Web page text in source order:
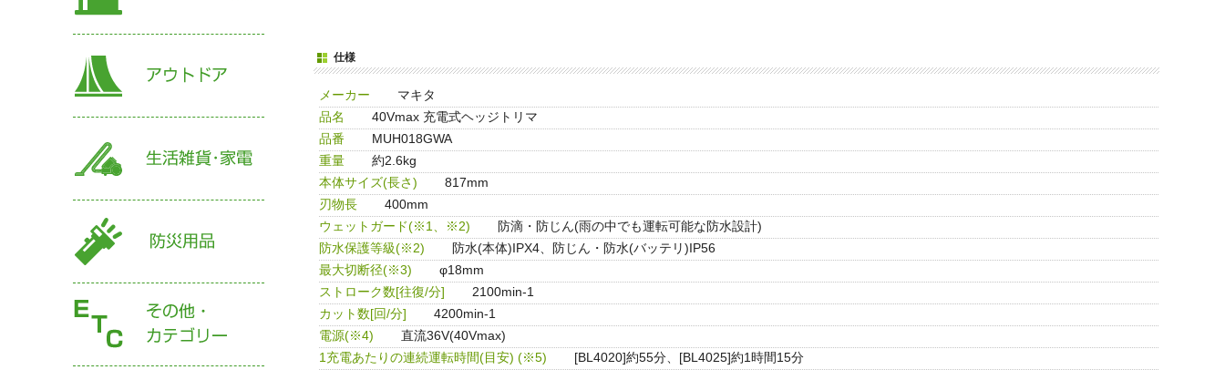
仕様
メーカー
マキタ
品名
40Vmax 充電式ヘッジトリマ
品番
MUH018GWA
重量
約2.6kg
本体サイズ(長さ)
817mm
刃物長
400mm
ウェットガード(※1、※2)
防滴・防じん(雨の中でも運転可能な防水設計)
防水保護等級(※2)
防水(本体)IPX4、防じん・防水(バッテリ)IP56
最大切断径(※3)
φ18mm
ストローク数[往復/分]
2100min-1
カット数[回/分]
4200min-1
電源(※4)
直流36V(40Vmax)
1充電あたりの連続運転時間(目安) (※5)
[BL4020]約55分、[BL4025]約1時間15分